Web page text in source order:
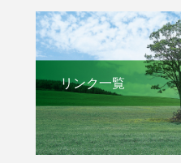
リンク一覧